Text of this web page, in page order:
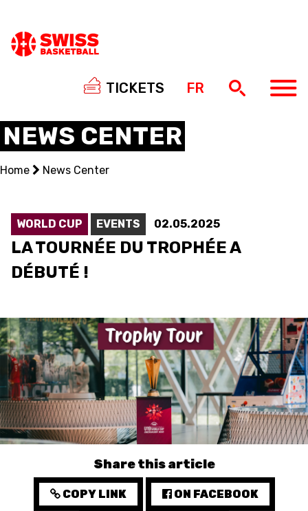
TICKETS FR
CENTRE NATIONAL
NATIONAL COMPETITIONS
3X3
YOUTH
MINI BASKET
FORMATION
BASKET EN FAUTEUIL
ROULANT
NEWS CENTER
Home News Center
WORLD CUP EVENTS 02.05.2025
LA TOURNÉE DU TROPHÉE A
DÉBUTÉ !
Share this article
COPY LINK ON FACEBOOK